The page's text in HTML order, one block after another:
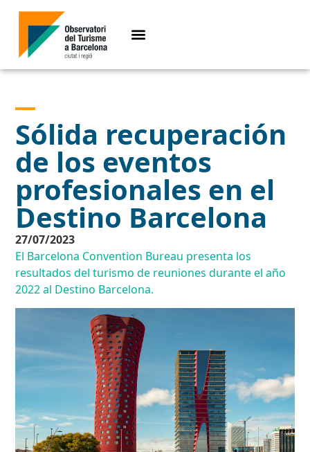
Sólida recuperación
de los eventos
profesionales en el
Destino Barcelona
27/07/2023
El Barcelona Convention Bureau presenta los
resultados del turismo de reuniones durante el año
2022 al Destino Barcelona.